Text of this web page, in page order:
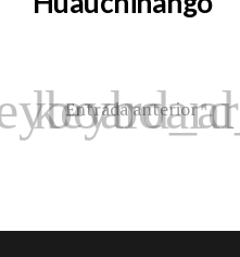
Entrada anterior